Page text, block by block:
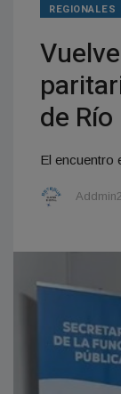
REGIONALES
de
El encuentro